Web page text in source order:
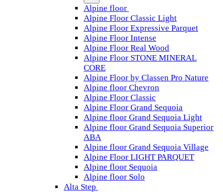
Alpine floor
Alpine Floor Classic Light
Alpine Floor Expressive Parquet
Alpine Floor Intense
Alpine Floor Real Wood
Alpine Floor STONE MINERAL
CORE
Alpine Floor by Classen Pro Nature
Alpine floor Chevron
Alpine Floor Classic
Alpine Floor Grand Sequoia
Alpine floor Grand Sequoia Light
Alpine floor Grand Sequoia Superior
ABA
Alpine floor Grand Sequoia Village
Alpine Floor LIGHT PARQUET
Alpine floor Sequoia
Alpine floor Solo
Alta Step